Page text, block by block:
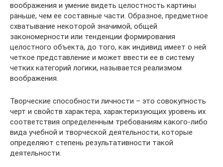
воображения и умение видеть целостность картины
раньше, чем ее составные части. Образное, предметное
схватывание некоторой значимой, общей
закономерности или тенденции формирования
целостного объекта, до того, как индивид имеет о ней
четкое представление и может ввести ее в систему
четких категорий логики, называется реализмом
воображения.
Творческие способности личности – это совокупность
черт и свойств характера, характеризующих уровень их
соответствия определенным требованиям какого-либо
вида учебной и творческой деятельности, которые
определяют степень результативности такой
деятельности.